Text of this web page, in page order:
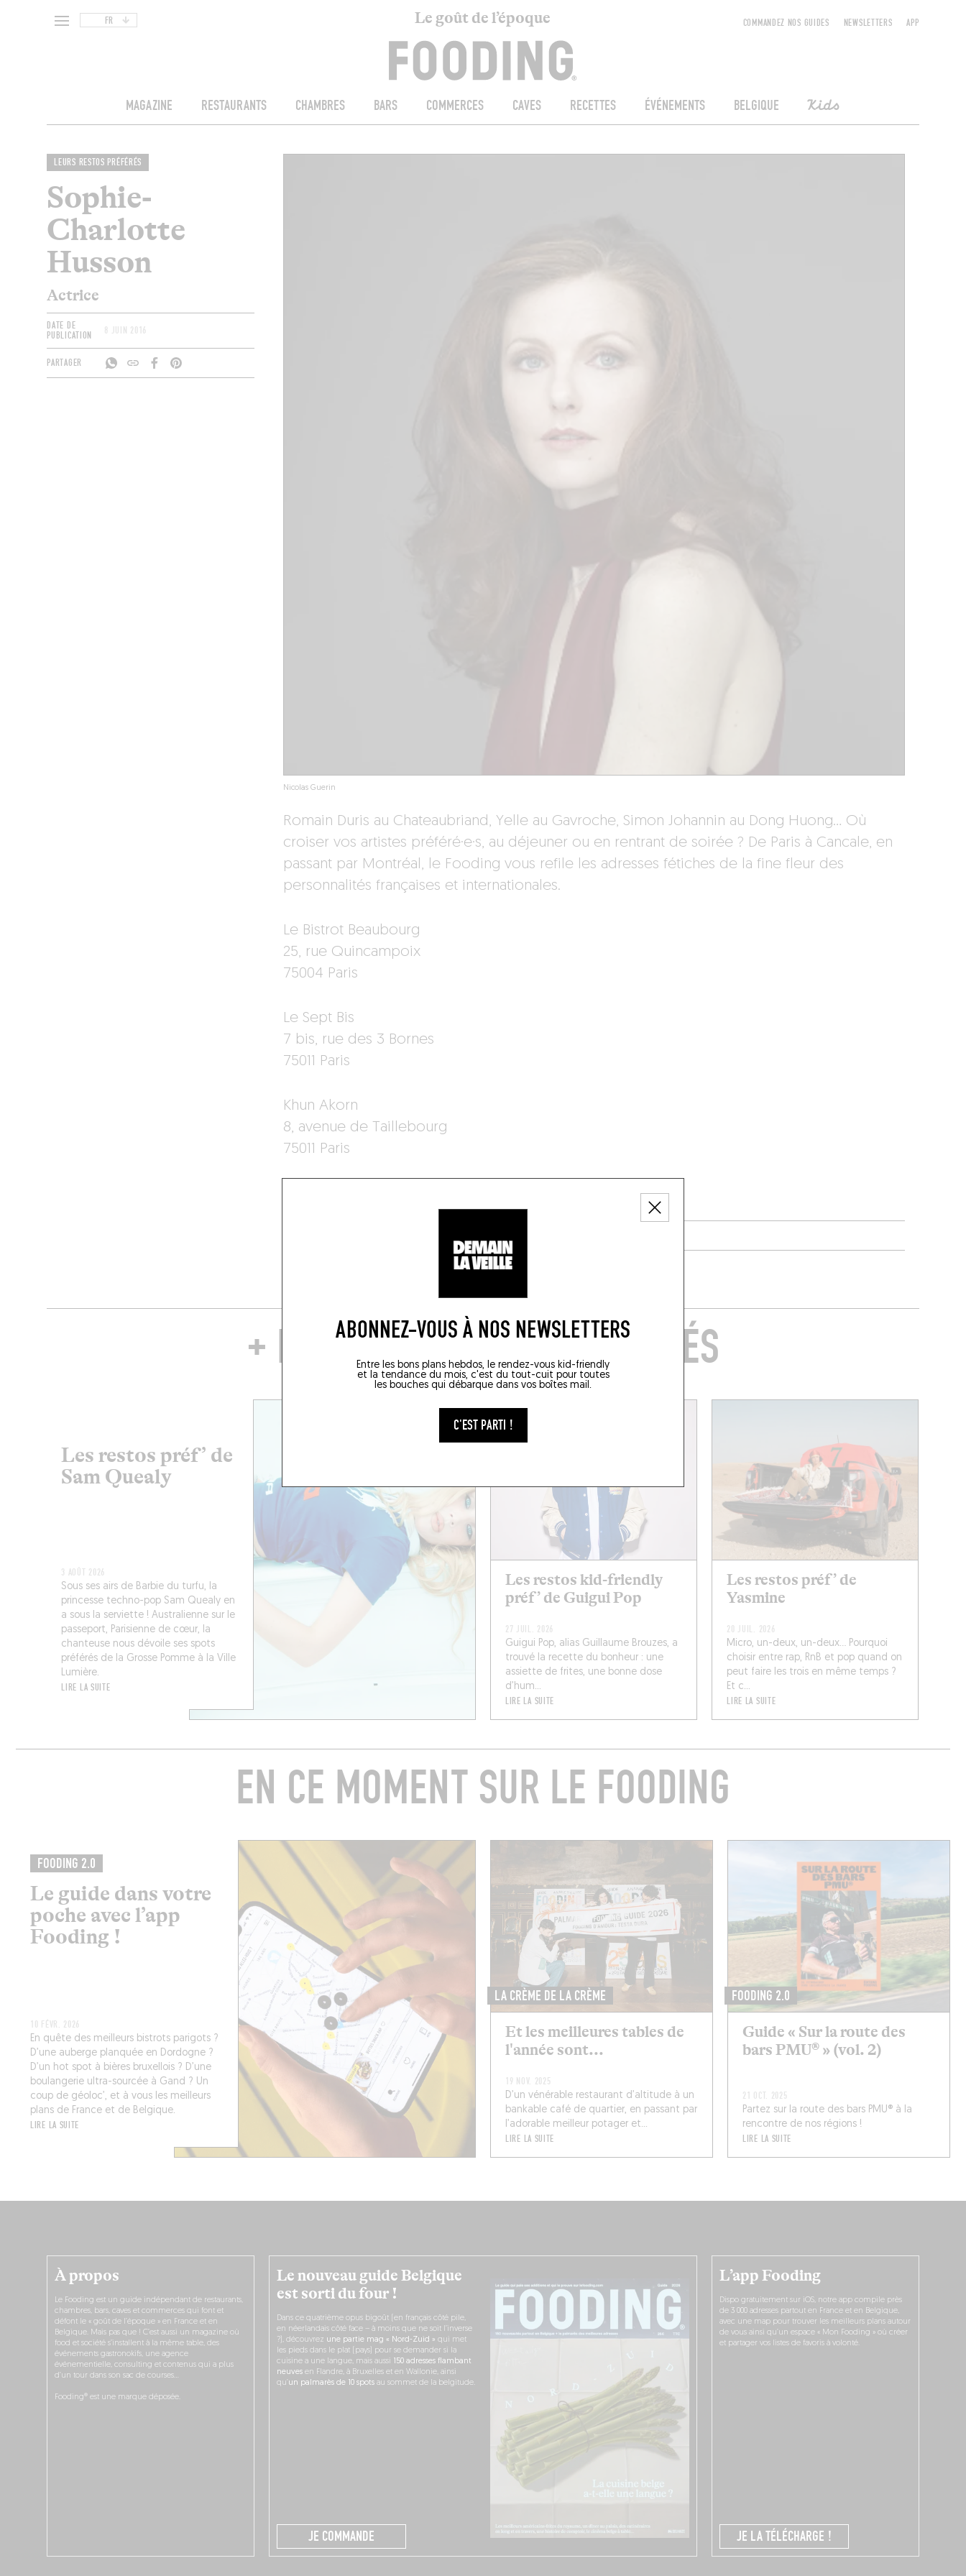
FR Le goût de l’époque
MAGAZINE RESTAURANTS CHAMBRES BARS COMMERCES CAVES RECETTES ÉVÉNEMENTS BELGIQUE Kids
COMMANDEZ NOS GUIDES NEWSLETTERS APP
ABONNEZ-VOUS À NOS NEWSLETTERS
Entre les bons plans hebdos, le rendez-vous kid-friendly
et la tendance du mois, c'est du tout-cuit pour toutes
les bouches qui débarque dans vos boîtes mail.
C'EST PARTI !
LEURS RESTOS PRÉFÉRÉS
Sophie-
Charlotte
Husson
Actrice
DATE DE
PUBLICATION
8 JUIN 2016
PARTAGER
Nicolas Guerin
Romain Duris au Chateaubriand, Yelle au Gavroche, Simon Johannin au Dong Huong… Où
croiser vos artistes préféré·e·s, au déjeuner ou en rentrant de soirée ? De Paris à Cancale, en
passant par Montréal, le Fooding vous refile les adresses fétiches de la fine fleur des
personnalités françaises et internationales.
Le Bistrot Beaubourg
25, rue Quincampoix
75004 Paris
Le Sept Bis
7 bis, rue des 3 Bornes
75011 Paris
Khun Akorn
8, avenue de Taillebourg
75011 Paris
+ DE LEURS RESTOS PRÉFÉRÉS
Les restos préf’ de
Sam Quealy
3 AOÛT 2026
Sous ses airs de Barbie du turfu, la
princesse techno-pop Sam Quealy en
a sous la serviette ! Australienne sur le
passeport, Parisienne de cœur, la
chanteuse nous dévoile ses spots
préférés de la Grosse Pomme à la Ville
Lumière.
LIRE LA SUITE
Les restos kid-friendly
préf’ de Guigui Pop
27 JUIL. 2026
Guigui Pop, alias Guillaume Brouzes, a
trouvé la recette du bonheur : une
assiette de frites, une bonne dose
d’hum...
LIRE LA SUITE
Les restos préf’ de
Yasmine
20 JUIL. 2026
Micro, un-deux, un-deux… Pourquoi
choisir entre rap, RnB et pop quand on
peut faire les trois en même temps ?
Et c...
LIRE LA SUITE
EN CE MOMENT SUR LE FOODING
FOODING 2.0
Le guide dans votre
poche avec l’app
Fooding !
10 FÉVR. 2026
En quête des meilleurs bistrots parigots ?
D’une auberge planquée en Dordogne ?
D’un hot spot à bières bruxellois ? D’une
boulangerie ultra-sourcée à Gand ? Un
coup de géoloc’, et à vous les meilleurs
plans de France et de Belgique.
LIRE LA SUITE
LA CRÈME DE LA CRÈME
Et les meilleures tables de
l'année sont...
19 NOV. 2025
D’un vénérable restaurant d’altitude à un
bankable café de quartier, en passant par
l’adorable meilleur potager et...
LIRE LA SUITE
FOODING 2.0
Guide « Sur la route des
bars PMU® » (vol. 2)
21 OCT. 2025
Partez sur la route des bars PMU® à la
rencontre de nos régions !
LIRE LA SUITE
Le nouveau guide Belgique
est sorti du four !
Dans ce quatrième opus bigoût (en français côté pile,
en néerlandais côté face – à moins que ne soit l’inverse
?), découvrez une partie mag « Nord-Zuid » qui met
les pieds dans le plat (pays) pour se demander si la
cuisine a une langue, mais aussi
150 adresses flambant
neuvesen Flandre, à Bruxelles et en Wallonie, ainsi
qu’ un palmarès de 10 spotsau sommet de la belgitude.
JE COMMANDE
À propos
Le Fooding est un guide indépendant de restaurants,
chambres, bars, caves et commerces qui font et
défont le « goût de l’époque » en France et en
Belgique. Mais pas que ! C’est aussi un magazine où
food et société s’installent à la même table, des
événements gastronokifs, une agence
événementielle, consulting et contenus qui a plus
d’un tour dans son sac de courses…
Fooding® est une marque déposée.
L’app Fooding
Dispo gratuitement sur iOS, notre app compile près
de 3 000 adresses partout en France et en Belgique,
avec une map pour trouver les meilleurs plans autour
de vous ainsi qu’un espace « Mon Fooding » où créer
et partager vos listes de favoris à volonté.
JE LA TÉLÉCHARGE !